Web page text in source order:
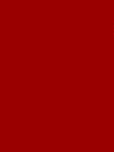
Записници и